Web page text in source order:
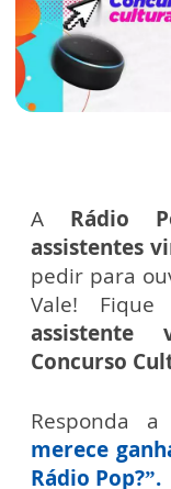
A Rádio
assistentes
pedir para
Vale!
assistente
Concurso
Responda
merece
Rádio Pop?”.